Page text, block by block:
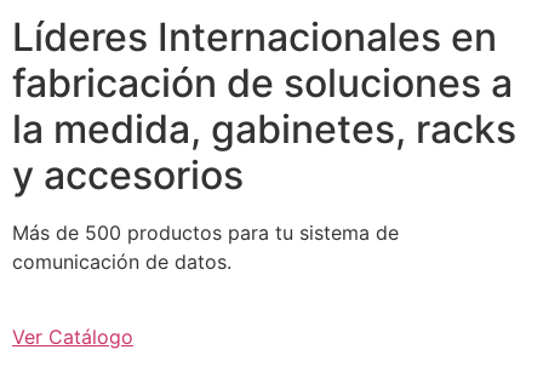
Líderes Internacionales en
fabricación de soluciones a
la medida, gabinetes, racks
y accesorios
Más de 500 productos para tu sistema de
comunicación de datos.
Ver Catálogo